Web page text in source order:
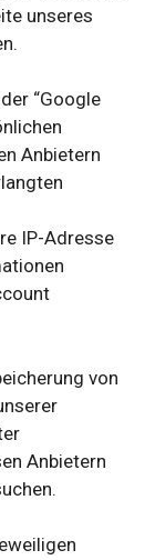
unseres
“Google
Anbietern
IP-Adresse
von
Anbietern